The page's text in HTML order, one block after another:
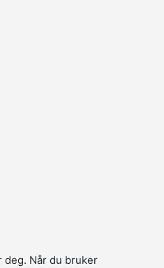
Når du bruker